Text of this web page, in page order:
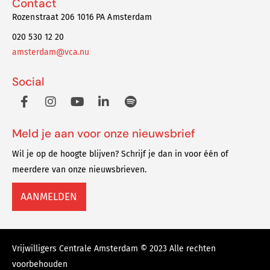
Contact
Rozenstraat 206 1016 PA Amsterdam
020 530 12 20
amsterdam@vca.nu
Social
Meld je aan voor onze nieuwsbrief
Wil je op de hoogte blijven? Schrijf je dan in voor één of
meerdere van onze nieuwsbrieven.
AANMELDEN
Vrijwilligers Centrale Amsterdam © 2023 Alle rechten
voorbehouden